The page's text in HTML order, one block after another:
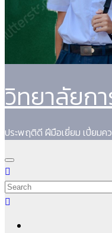
วิทยาลัยก
ประพฤติดี ฝีมือเยี่ยม เปี่ยมค